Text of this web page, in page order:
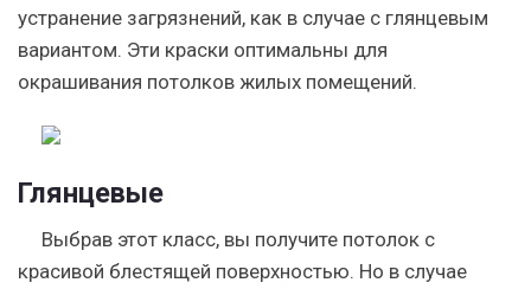
устранение загрязнений, как в случае с глянцевым
вариантом. Эти краски оптимальны для
окрашивания потолков жилых помещений.
Глянцевые
Выбрав этот класс, вы получите потолок с
красивой блестящей поверхностью. Но в случае